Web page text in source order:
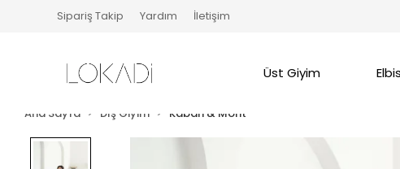
Sipariş Takip Yardım İletişim
Üst Giyim
Ana Sayfa Dış Giyim Kaban & Mont